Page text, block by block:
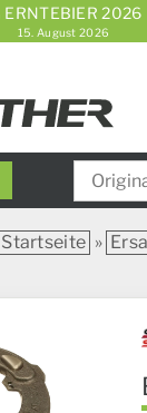
ERNTEBIER 2026
15. August 2026
Startseite »